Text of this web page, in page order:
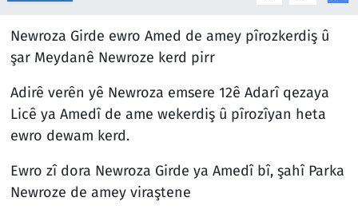
Newroza Girde ewro Amed de amey pîrozkerdiş û
şar Meydanê Newroze kerd pirr
Adirê verên yê Newroza emsere 12ê Adarî qezaya
Licê ya Amedî de ame wekerdiş û pîrozîyan heta
ewro dewam kerd.
Ewro zî dora Newroza Girde ya Amedî bî, şahî Parka
Newroze de amey viraştene